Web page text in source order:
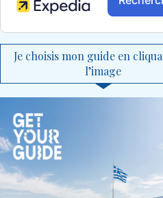
Je choisis mon guide en
l’image